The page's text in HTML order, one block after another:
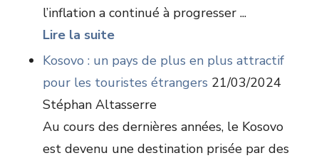
l’inflation a continué à progresser ...
Lire la suite
Kosovo : un pays de plus en plus attractif
pour les touristes étrangers 21/03/2024
Stéphan Altasserre
Au cours des dernières années, le Kosovo
est devenu une destination prisée par des